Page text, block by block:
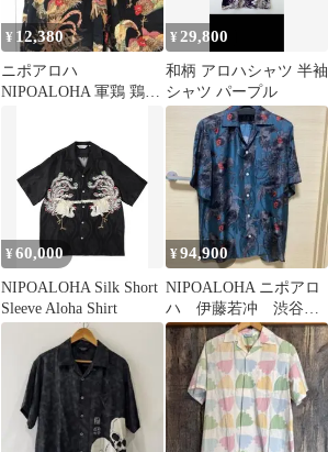
¥ 12,380
ニポアロハ
NIPOALOHA 軍鶏 鶏図
¥ 29,800
和柄 アロハシャツ 半袖
シャツ パープル
¥60,000
NIPOALOHA Silk Short
Sleeve Aloha Shirt
¥94,900
NIPOALOHA ニポアロ
ハ 伊藤若冲 渋谷龍
太